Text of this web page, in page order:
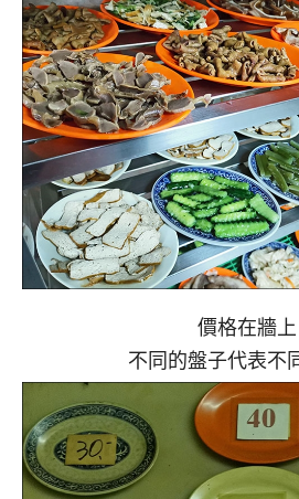
價格在牆上
不同的盤子代表不